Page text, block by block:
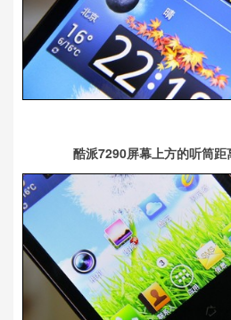
酷派7290屏幕上方的听筒